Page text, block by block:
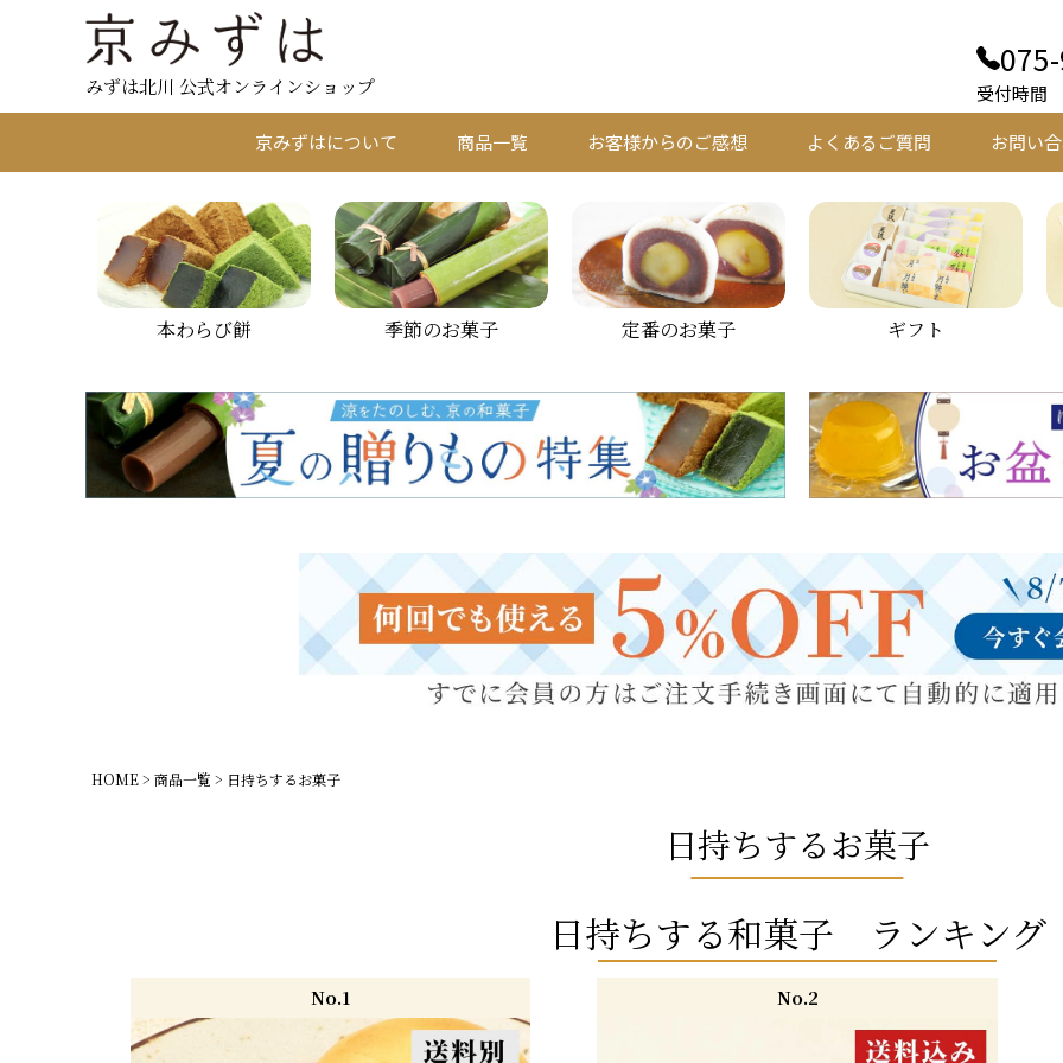
みずは北川 公式オンラインショップ
受付時間
京みずはについて
商品一覧 お客様からのご感想 よくあるご質問 お問い
本わらび餅 季節のお菓子 定番のお菓子 ギフト
HOME 商品一覧 日持ちするお菓子
日持ちするお菓子
日持ちする和菓子 ランキング
No.1 No.2